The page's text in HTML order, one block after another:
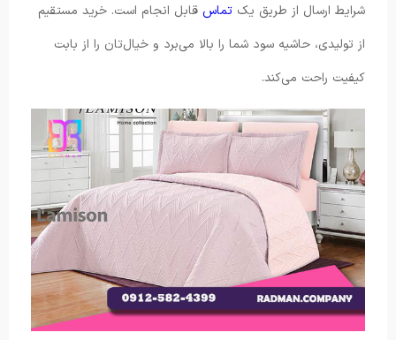
شرایط ارسال از طریق یک تماس قابل انجام است. خرید مستقیم
از تولیدی، حاشیه سود شما را بالا می‌برد و خیال‌تان را از بابت
کیفیت راحت می‌کند.